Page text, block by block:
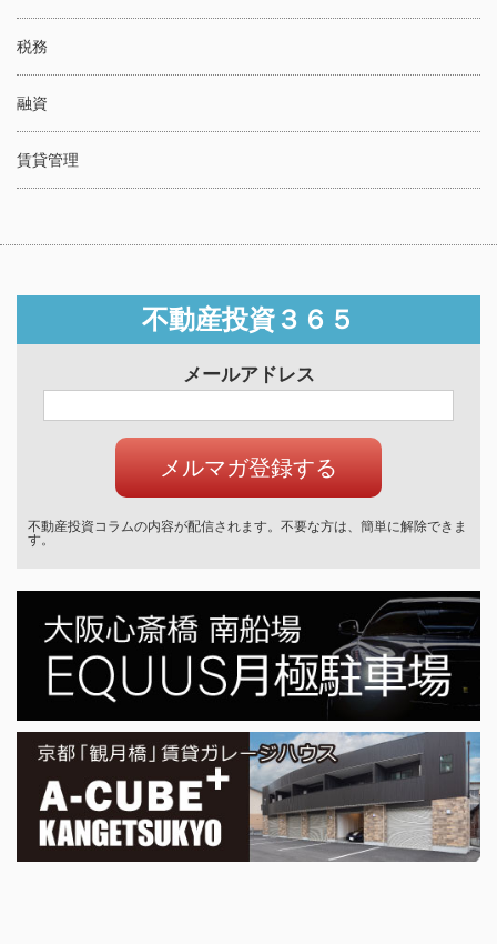
税務
融資
賃貸管理
不動産投資３６５
メールアドレス
不動産投資コラムの内容が配信されます。不要な方は、簡単に解除できま
す。